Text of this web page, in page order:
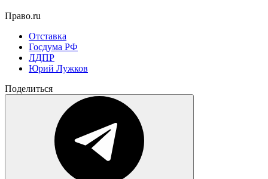
Право.ru
Отставка
Госдума РФ
ЛДПР
Юрий Лужков
Поделиться